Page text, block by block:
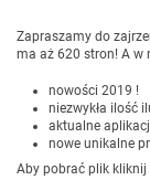
Zapraszamy do
ma aż 620 stron! A w
nowości 2019 !
niezwykła ilość
aktualne
nowe unikalne
Aby pobrać plik kliknij